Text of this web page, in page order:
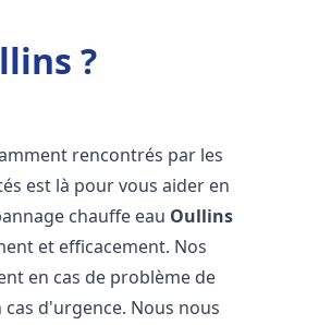
?
rencontrés par les
est là pour vous aider en
chauffe eau Oullins
et efficacement. Nos
en cas de problème de
d'urgence. Nous nous